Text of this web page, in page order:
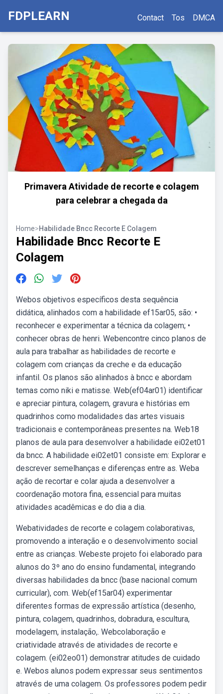
FDPLEARN Contact Tos DMCA
Primavera Atividade de recorte e colagem
para celebrar a chegada da
Home>Habilidade Bncc Recorte E Colagem
Habilidade Bncc Recorte E
Colagem
Webos objetivos específicos desta sequência
didática, alinhados com a habilidade ef15ar05, são: •
reconhecer e experimentar a técnica da colagem; •
conhecer obras de henri. Webencontre cinco planos de
aula para trabalhar as habilidades de recorte e
colagem com crianças da creche e da educação
infantil. Os planos são alinhados à bncc e abordam
temas como niki e matisse. Web(ef04ar01) identificar
e apreciar pintura, colagem, gravura e histórias em
quadrinhos como modalidades das artes visuais
tradicionais e contemporâneas presentes na. Web18
planos de aula para desenvolver a habilidade ei02et01
da bncc. A habilidade ei02et01 consiste em: Explorar e
descrever semelhanças e diferenças entre as. Weba
ação de recortar e colar ajuda a desenvolver a
coordenação motora fina, essencial para muitas
atividades acadêmicas e do dia a dia.
Webatividades de recorte e colagem colaborativas,
promovendo a interação e o desenvolvimento social
entre as crianças. Webeste projeto foi elaborado para
alunos do 3º ano do ensino fundamental, integrando
diversas habilidades da bncc (base nacional comum
curricular), com. Web(ef15ar04) experimentar
diferentes formas de expressão artística (desenho,
pintura, colagem, quadrinhos, dobradura, escultura,
modelagem, instalação,. Webcolaboração e
criatividade através de atividades de recorte e
colagem. (ei02eo01) demonstrar atitudes de cuidado
e. Webos alunos podem expressar seus sentimentos
através de uma colagem. Os professores podem pedir